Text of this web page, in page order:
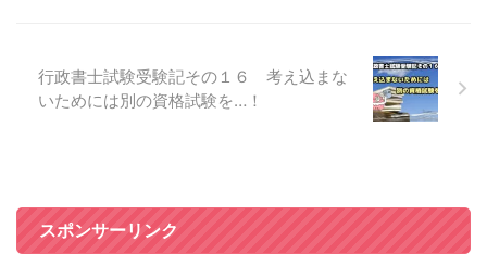
行政書士試験受験記その１６ 考え込まな
いためには別の資格試験を…！
スポンサーリンク